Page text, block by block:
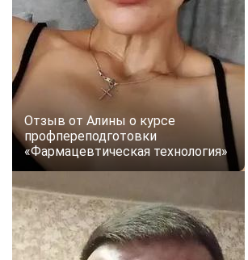
Отзыв от Алины о курсе
профпереподготовки
«Фармацевтическая технология»